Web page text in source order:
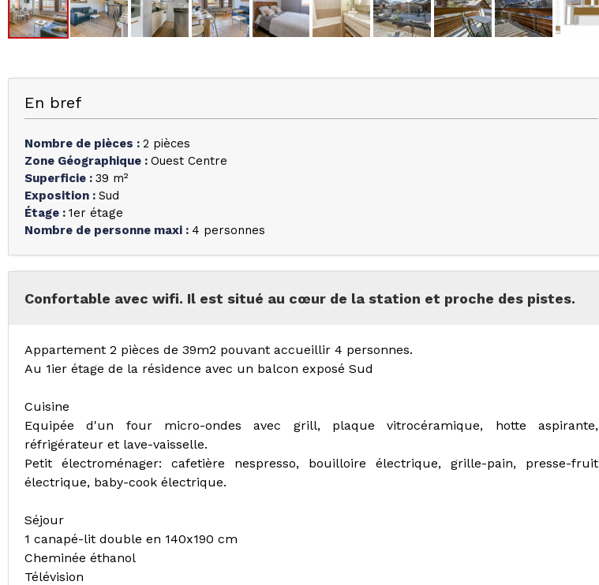
En bref
Nombre de pièces : 2 pièces
Zone Géographique : Ouest Centre
Superficie : 39 m²
Exposition : Sud
Étage : 1er étage
Nombre de personne maxi : 4 personnes
Confortable avec wifi. Il est situé au cœur de la station et proche des pistes.
Appartement 2 pièces de 39m2 pouvant accueillir 4 personnes.
Au 1ier étage de la résidence avec un balcon exposé Sud
Cuisine
Equipée d'un four micro-ondes avec grill, plaque vitrocéramique, hotte aspirante,
réfrigérateur et lave-vaisselle.
Petit électroménager: cafetière nespresso, bouilloire électrique, grille-pain, presse-fruit
électrique, baby-cook électrique.
Séjour
1 canapé-lit double en 140x190 cm
Cheminée éthanol
Télévision